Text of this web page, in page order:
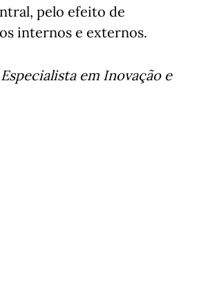
pelo efeito de
internos e externos.
em Inovação e